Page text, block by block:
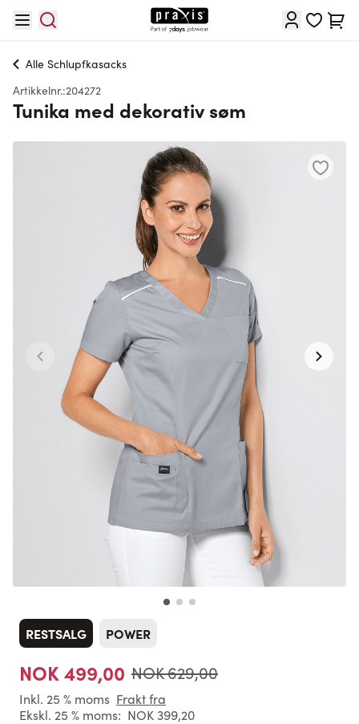
Cart
Alle Schlupfkasacks
Artikkelnr.:204272
Tunika med dekorativ søm
RESTSALG POWER
NOK 499,00 NOK 629,00
Inkl. 25 % moms Frakt fra
Ekskl. 25 % moms: NOK 399,20